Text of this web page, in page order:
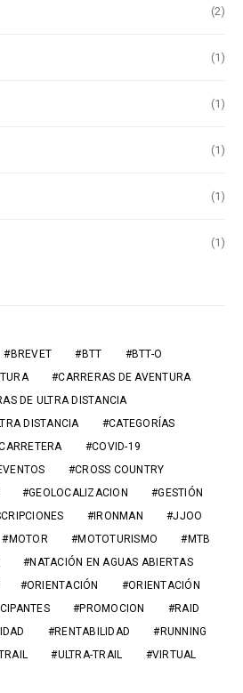
(2)
(1)
(1)
(1)
(1)
(1)
BREVET BTT
BTT-O
CARRERAS DE AVENTURA
DE ULTRA DISTANCIA
DISTANCIA
CATEGORÍAS
COVID-19
CROSS COUNTRY
GEOLOCALIZACION
GESTIÓN
IRONMAN
JJOO
MOTOR MOTOTURISMO
MTB
NATACIÓN EN AGUAS ABIERTAS
ORIENTACIÓN
ORIENTACIÓN
PROMOCION
RAID
RENTABILIDAD
RUNNING
ULTRA-TRAIL VIRTUAL